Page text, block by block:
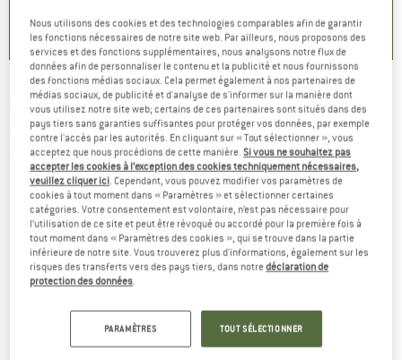
0,0(0)
MALOJA -Women's RedaliaM. - Gilet
synthétique
(0)
Nous utilisons des cookies et des technologies comparables afin de garantir
les fonctions nécessaires de notre site web. Par ailleurs, nous proposons des
services et des fonctions supplémentaires, nous analysons notre flux de
données afin de personnaliser le contenu et la publicité et nous fournissons
des fonctions médias sociaux. Cela permet également à nos partenaires de
médias sociaux, de publicité et d'analyse de s'informer sur la manière dont
vous utilisez notre site web; certains de ces partenaires sont situés dans des
pays tiers sans garanties suffisantes pour protéger vos données, par exemple
contre l'accès par les autorités. En cliquant sur « Tout sélectionner », vous
acceptez que nous procédions de cette manière.Si vous ne souhaitez pas
accepter les cookies à l’exception des cookies techniquement nécessaires,
veuillez cliquer ici. Cependant, vous pouvez modifier vos paramètres de
cookies à tout moment dans « Paramètres » et sélectionner certaines
catégories. Votre consentement est volontaire, n’est pas nécessaire pour
l’utilisation de ce site et peut être révoqué ou accordé pour la première fois à
tout moment dans « Paramètres des cookies », qui se trouve dans la partie
inférieure de notre site. Vous trouverez plus d'informations, également sur les
risques des transferts vers des pays tiers, dans notredéclaration de
protection des données.
PARAMÈTRES TOUT SÉLECTIONNER